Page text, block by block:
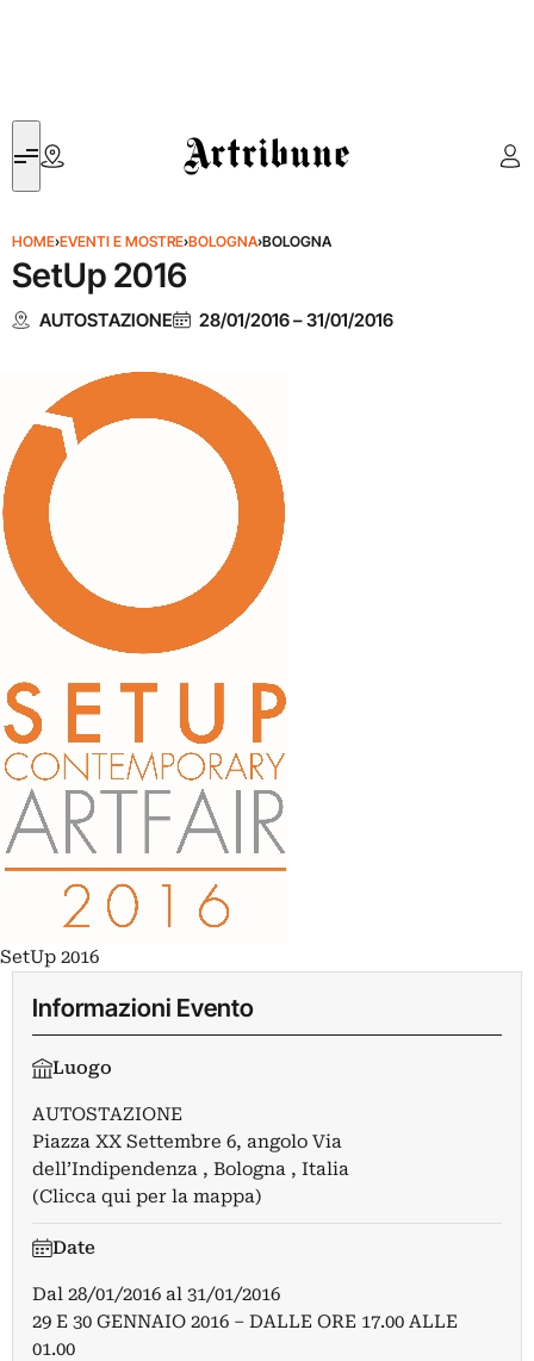
Artribune
HOME›EVENTI E MOSTRE›BOLOGNA›BOLOGNA
SetUp 2016
AUTOSTAZIONE 28/01/2016–31/01/2016
SetUp 2016
Informazioni Evento
Luogo
AUTOSTAZIONE
Piazza XX Settembre 6, angolo Via
dell’Indipendenza , Bologna , Italia
(Clicca qui per la mappa)
Date
Dal 28/01/2016 al 31/01/2016
29 E 30 GENNAIO 2016 – DALLE ORE 17.00 ALLE
01.00